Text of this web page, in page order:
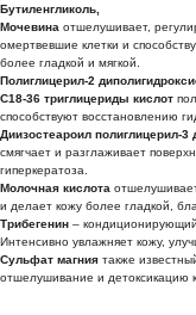
Бутиленгликоль,
Мочевина отшелушивает,
омертвевшие клетки и
более гладкой и мягкой.
Полиглицерил-2
C18-36 триглицериды кислот
способствуют восстановлению
Диизостеароил полиглицерил-3
смягчает и разглаживает
гиперкератоза.
Молочная кислота
и делает кожу более гладкой,
Трибегенин – кондиционирующий
Интенсивно увлажняет кожу,
Сульфат магния также
отшелушивание и детоксикацию